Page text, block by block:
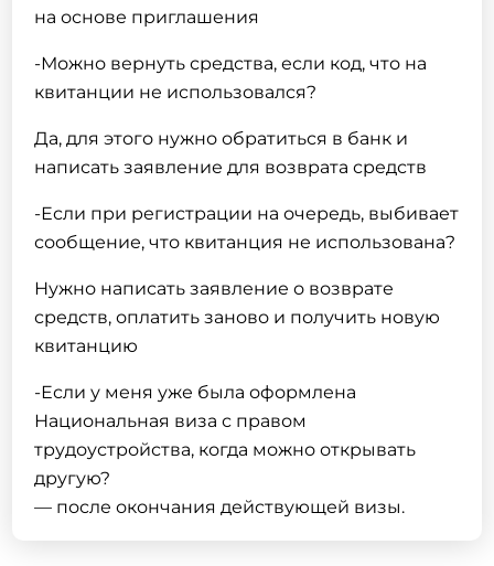
на основе приглашения
-Можно вернуть средства, если код, что на
квитанции не использовался?
Да, для этого нужно обратиться в банк и
написать заявление для возврата средств
-Если при регистрации на очередь, выбивает
сообщение, что квитанция не использована?
Нужно написать заявление о возврате
средств, оплатить заново и получить новую
квитанцию
-Если у меня уже была оформлена
Национальная виза с правом
трудоустройства, когда можно открывать
другую?
— после окончания действующей визы.